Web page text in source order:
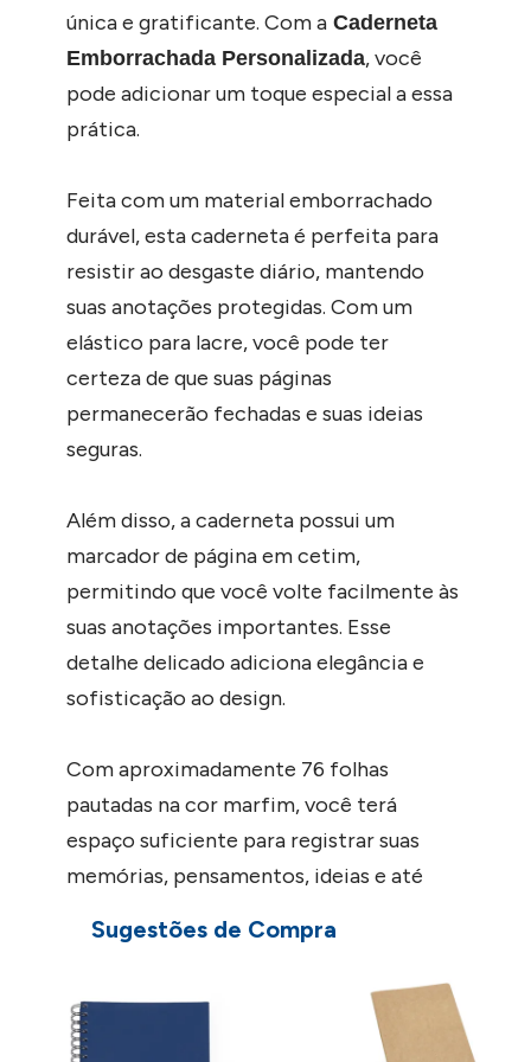
única e gratificante. Com aCaderneta
Emborrachada Personalizada, você
pode adicionar um toque especial a essa
prática.
Feita com um material emborrachado
durável, esta caderneta é perfeita para
resistir ao desgaste diário, mantendo
suas anotações protegidas. Com um
elástico para lacre, você pode ter
certeza de que suas páginas
permanecerão fechadas e suas ideias
seguras.
Além disso, a caderneta possui um
marcador de página em cetim,
permitindo que você volte facilmente às
suas anotações importantes. Esse
detalhe delicado adiciona elegância e
sofisticação ao design.
Com aproximadamente 76 folhas
pautadas na cor marfim, você terá
espaço suficiente para registrar suas
memórias, pensamentos, ideias e até
páginas proporciona um ambiente
tranquilo para a escrita, enquanto a pauta
ajuda a manter suas linhas organizadas.
Sugestões de Compra